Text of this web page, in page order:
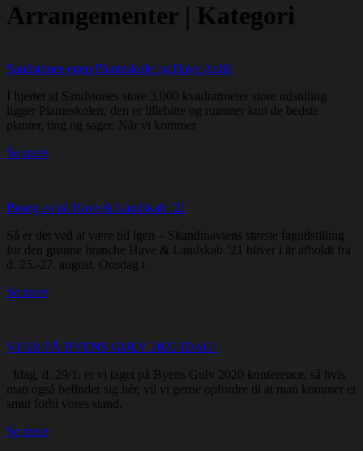
Arrangementer | Kategori
Sandstones egen Planteskole og Have Antik
I hjertet af Sandstones store 3.000 kvadratmeter store udstilling
ligger Planteskolen, den er lillebitte og rummer kun de bedste
planter, ting og sager. Når vi kommer
Se mere
Besøg os på Have & Landskab ’21
Så er det ved at være tid igen – Skandinaviens største fagudstilling
for den grønne branche Have & Landskab ’21 bliver i år afholdt fra
d. 25.-27. august. Onsdag t
Se mere
VI ER PÅ BYENS GULV 2020 IDAG!
Idag, d. 29/1. er vi taget på Byens Gulv 2020 konference, så hvis
man også befinder sig hér, vil vi gerne opfordre til at man kommer et
smut forbi vores stand.
Se mere